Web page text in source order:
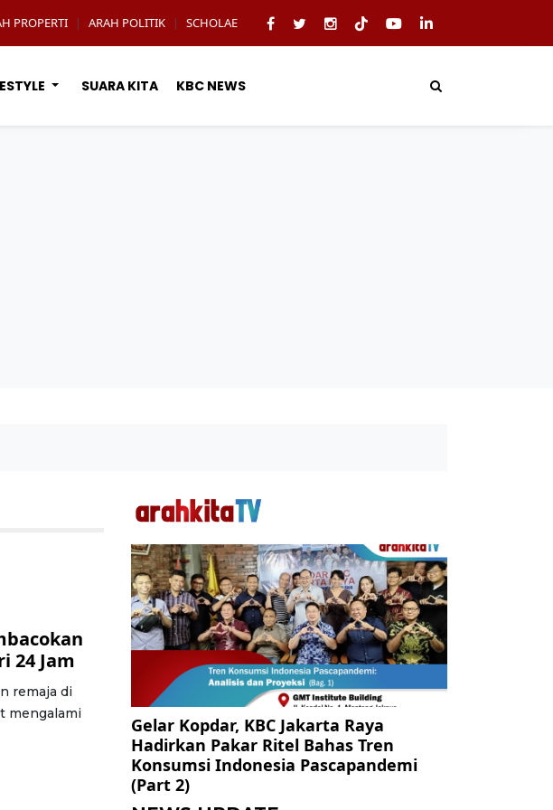
PROPERTI | ARAH POLITIK | SCHOLAE
SUARA KITA KBC NEWS
24 Jam
remaja di
mengalami
Gelar Kopdar, KBC Jakarta Raya
Hadirkan Pakar Ritel Bahas Tren
Konsumsi Indonesia Pascapandemi
(Part 2)